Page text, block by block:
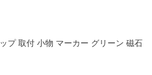
プ 取付 小物 マーカー グリーン 磁石